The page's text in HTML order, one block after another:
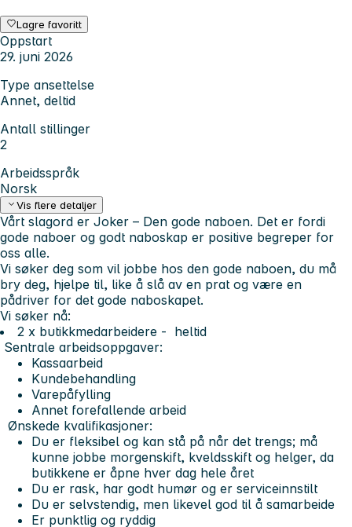
Lagre favoritt
Oppstart
29. juni 2026
Type ansettelse
Annet, deltid
Antall stillinger
2
Arbeidsspråk
Norsk
Vis flere detaljer
Vårt slagord er Joker – Den gode naboen. Det er fordi
gode naboer og godt naboskap er positive begreper for
oss alle.
Vi søker deg som vil jobbe hos den gode naboen, du må
bry deg, hjelpe til, like å slå av en prat og være en
pådriver for det gode naboskapet.
Vi søker nå:
2 x butikkmedarbeidere - heltid
Sentrale arbeidsoppgaver:
Kassaarbeid
Kundebehandling
Varepåfylling
​Annet forefallende arbeid
Ønskede kvalifikasjoner:
Du er fleksibel og kan stå på når det trengs; ​må
kunne jobbe morgenskift, kveldsskift og helger, da
butikkene er åpne hver dag hele året
Du er rask, har godt humør og er serviceinnstilt
Du er selvstendig, men likevel god til å samarbeide
​Er punktlig og ryddig